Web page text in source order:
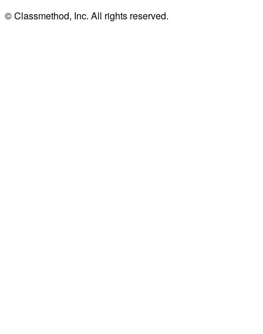
© Classmethod, Inc. All rights reserved.